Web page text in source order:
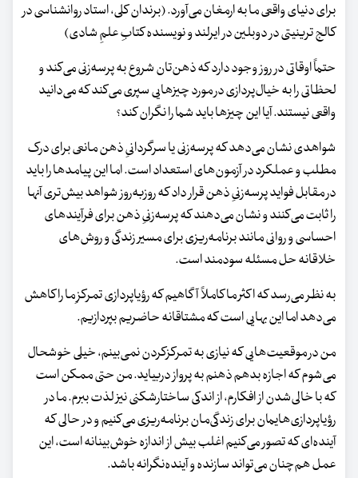
برای دنیای واقعی ما به ارمغان می‌آورد. (برندان کلی، استاد روانشناسی در
کالج ترینیتی در دوبلین در ایرلند و نویسنده کتابِ علمِ شادی)
حتماً اوقاتی در روز وجود دارد که ذهن‌تان شروع به پرسه‌زنی می‌کند و
لحظاتی را به خیال‌پردازی در مورد چیزهایی سپری می‌کند که می‌دانید
واقعی نیستند. آیا این چیزها باید شما را نگران کند؟
شواهدی نشان می‌دهد که پرسه‌زنی یا سرگردانیِ ذهن مانعی برای درک
مطلب و عملکرد در آزمون‌های استعداد است. اما این پیامدها را باید
در مقابل فواید پرسه‌زنیِ ذهن قرار داد که روزبه‌روز شواهد بیش‌تری آنها
را ثابت می‌کنند و نشان می‌دهند که پرسه‌زنیِ ذهن برای فرآیندهای
احساسی و روانی مانند برنامه‌ریزی برای مسیر زندگی و روش‌های
خلاقانه حل مسئله سودمند است.
به‌ نظر می‌رسد که اکثر ما کاملاً آگاهیم که رؤیاپردازی تمرکزِ ما را کاهش
می‌دهد اما این بهایی است که مشتاقانه حاضریم بپردازیم.
من در موقعیت‌هایی که نیازی به تمرکزکردن نمی‌بینم، خیلی خوشحال
می‌شوم که اجازه بدهم ذهنم به پرواز دربیاید. من حتی ممکن است
که با خالی‌شدن از افکارم، از اندکی ساختارشکنی نیز لذت ببرم. ما در
رؤیاپردازی‌هایمان برای زندگی‌مان برنامه‌ریزی می‌کنیم و در حالی که
آینده‌ای که تصور می‌کنیم اغلب بیش‌ از اندازه خوش‌بینانه است، این
عمل هم‌چنان می‌تواند سازنده و آینده‌نگرانه باشد.